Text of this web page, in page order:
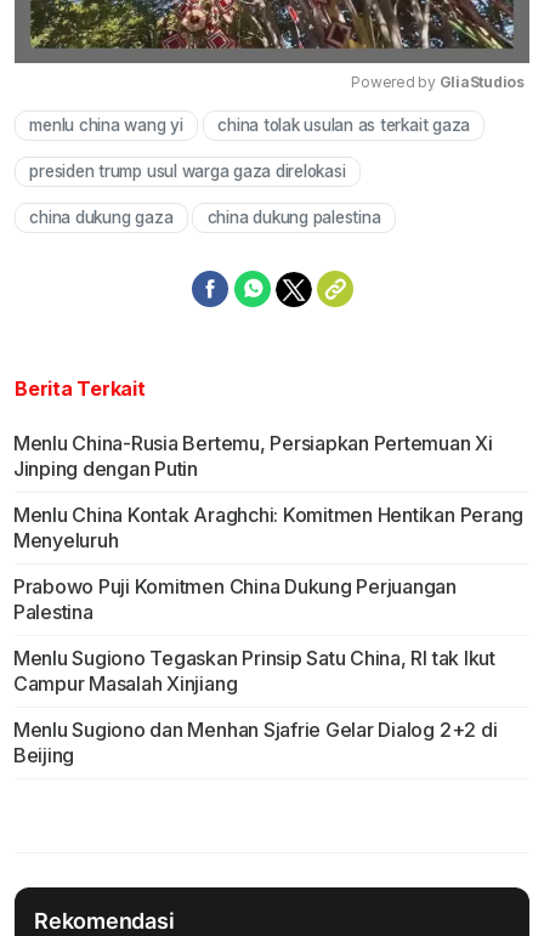
Mute
Powered by GliaStudios
menlu china wang yi china tolak usulan as terkait gaza
presiden trump usul warga gaza direlokasi
china dukung gaza china dukung palestina
Berita Terkait
Menlu China-Rusia Bertemu, Persiapkan Pertemuan Xi
Jinping dengan Putin
Menlu China Kontak Araghchi: Komitmen Hentikan Perang
Menyeluruh
Prabowo Puji Komitmen China Dukung Perjuangan
Palestina
Menlu Sugiono Tegaskan Prinsip Satu China, RI tak Ikut
Campur Masalah Xinjiang
Menlu Sugiono dan Menhan Sjafrie Gelar Dialog 2+2 di
Beijing
Rekomendasi